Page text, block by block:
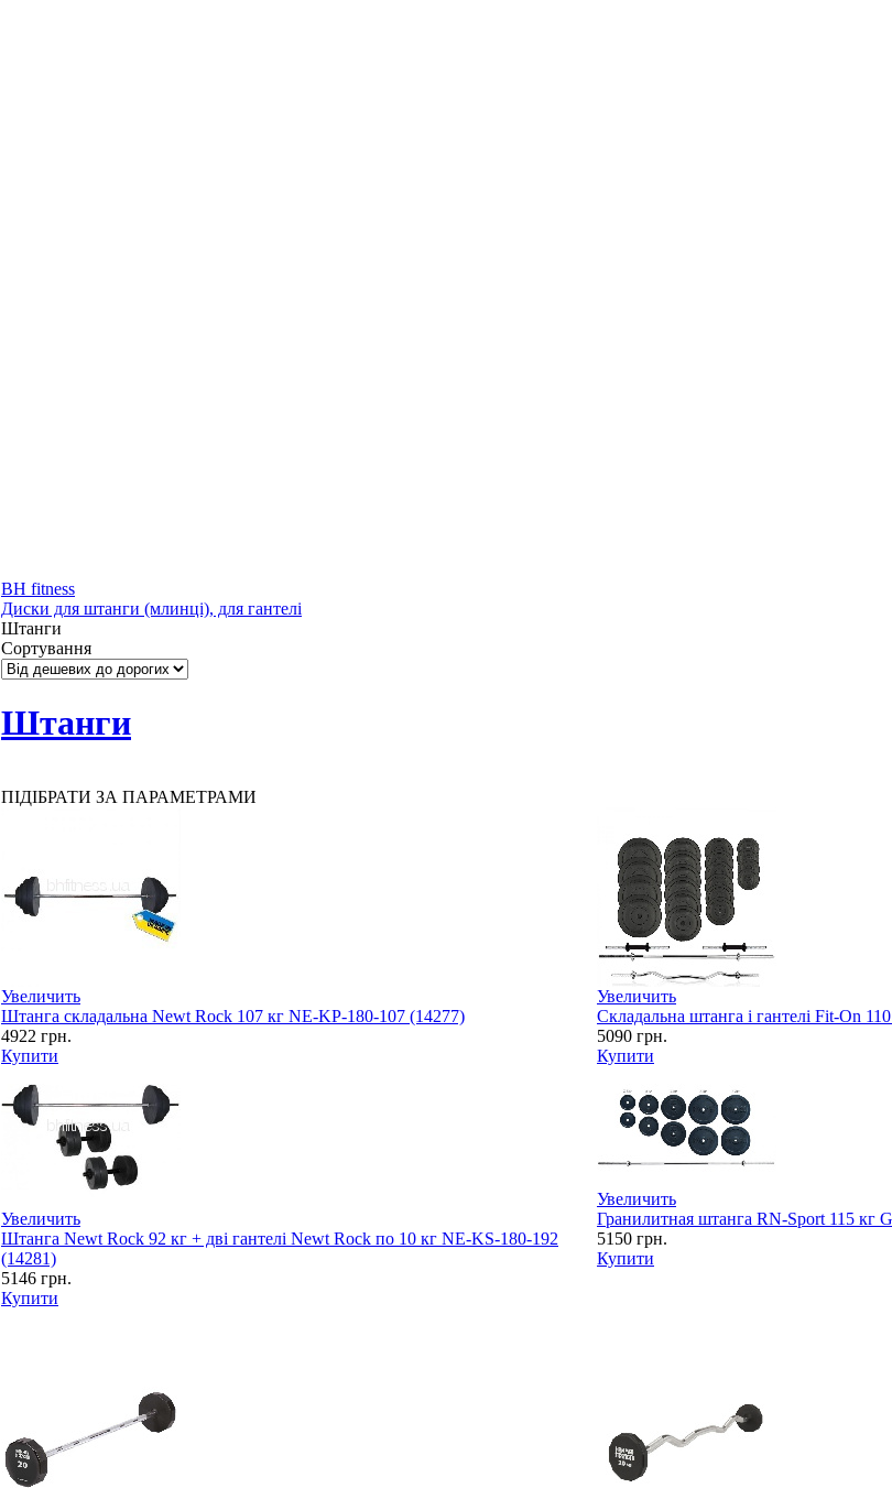
BH fitness
Диски для штанги (млинці), для гантелі
Штанги
Сортування
Штанги
ПІДІБРАТИ ЗА ПАРАМЕТРАМИ
Увеличить
Штанга складальна Newt Rock 107 кг NE-KP-180-107 (14277)
4922 грн.
Купити
Увеличить
Складальна штанга і гантелі Fit-On
5090 грн.
Купити
Увеличить
Штанга Newt Rock 92 кг + дві гантелі Newt Rock по 10 кг NE-KS-180-192
(14281)
5146 грн.
Купити
Увеличить
Гранилитная штанга RN-Sport 115 кг
5150 грн.
Купити